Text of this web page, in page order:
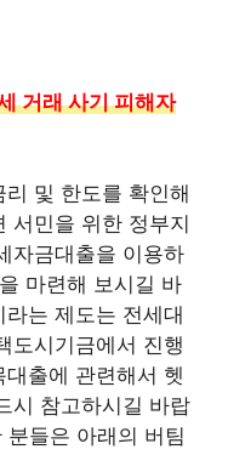
거래 사기 피해자
및 한도를 확인해
서민을 위한 정부지
자금대출을 이용하
마련해 보시길 바
는 제도는 전세대
도시기금에서 진행
출에 관련해서 헷
시 참고하시길 바랍
들은 아래의 버팀